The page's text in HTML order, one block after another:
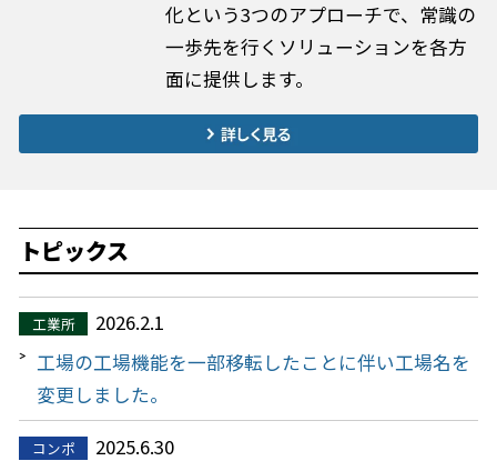
化という3つのアプローチで、常識の
一歩先を行くソリューションを各方
面に提供します。
トピックス
工業所
2026.2.1
工場の工場機能を一部移転したことに伴い工場名を
変更しました。
コンポ
2025.6.30